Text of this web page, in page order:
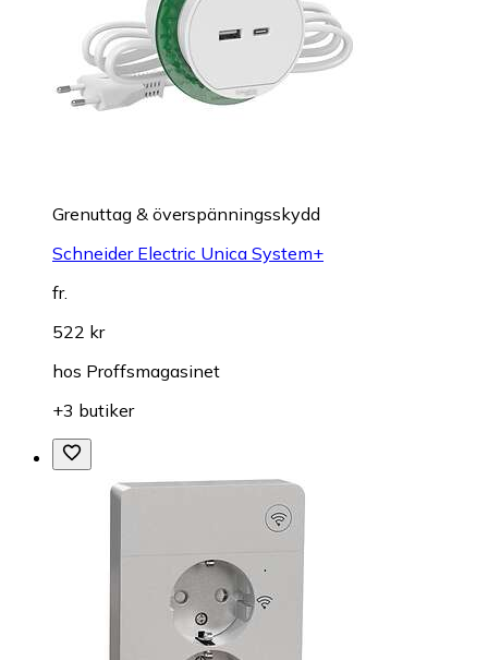
Grenuttag & överspänningsskydd
Schneider Electric Unica System+
fr.
522 kr
hos Proffsmagasinet
+3 butiker